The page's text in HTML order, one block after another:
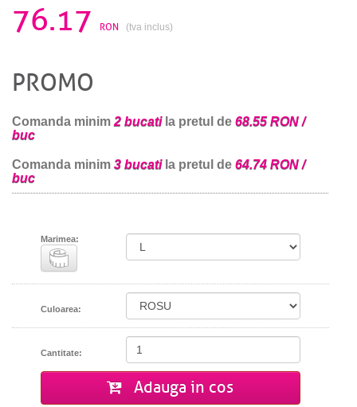
76.17 RON (tva inclus)
PROMO
Comanda minim 2 bucatila pretul de 68.55 RON /
buc
Comanda minim 3 bucatila pretul de 64.74 RON /
buc
Marimea:
Culoarea:
Cantitate:
Adauga in cos